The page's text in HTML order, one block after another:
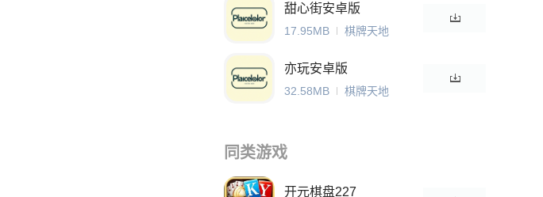
甜心街安卓版
17.95MB 棋牌天地
亦玩安卓版
32.58MB 棋牌天地
同类游戏
开元棋盘227